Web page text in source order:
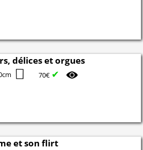
délices et orgues
70€ ✔
et son flirt